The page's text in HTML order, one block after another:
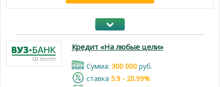
Кредит «На любые цели»
Cумма: 300 000руб.
cтавка 5.9 - 20.99%